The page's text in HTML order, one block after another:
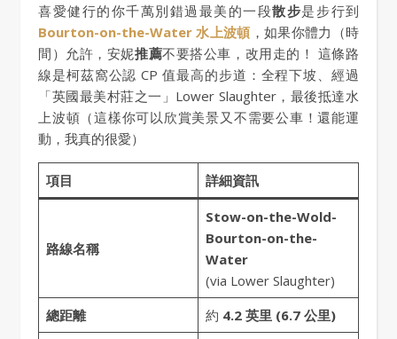
喜愛健行的你千萬別錯過最美的一段散步是步行到
Bourton-on-the-Water 水上波頓 ，如果你體力（時
間）允許，安妮推薦不要搭公車，改用走的！ 這條路
線是柯茲窩公認 CP 值最高的步道：全程下坡、經過
「英國最美村莊之一」Lower Slaughter，最後抵達水
上波頓（這樣你可以欣賞美景又不需要公車！還能運
動，我真的很愛）
項目 詳細資訊
路線名稱
Stow-on-the-Wold-
Bourton-on-the-
Water
(via Lower Slaughter)
總距離
約 4.2 英里 (6.7 公里)